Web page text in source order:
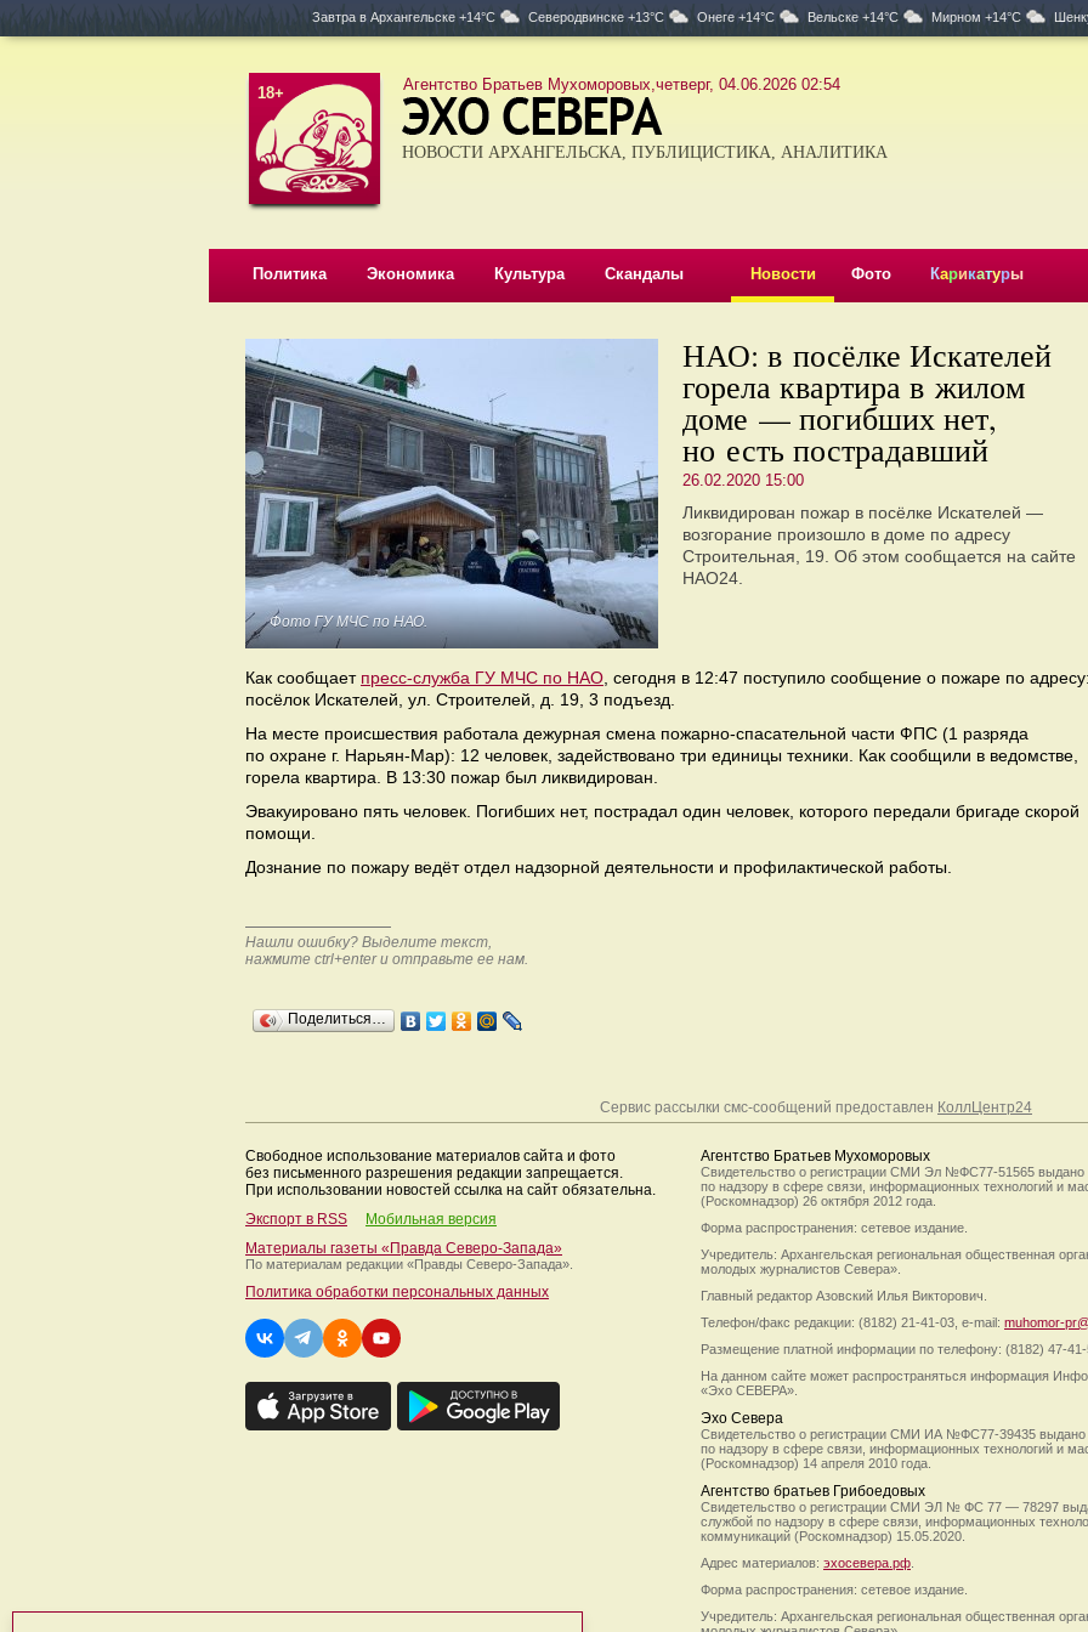
Завтра в Архангельске +14°C Северодвинске +13°C Онеге +14°C Вельске +14°C Мирном +14°C
18+ Агентство Братьев Мухоморовых,четверг, 04.06.2026 02:54
НОВОСТИ АРХАНГЕЛЬСКА, ПУБЛИЦИСТИКА, АНАЛИТИКА
Политика Экономика Культура Скандалы Новости Фото Карикатуры
Фото ГУ МЧС по НАО.
НАО: в посёлке Искателей
горела квартира в жилом
доме — погибших нет,
но есть пострадавший
26.02.2020 15:00
Ликвидирован пожар в посёлке Искателей —
возгорание произошло в доме по адресу
Строительная, 19. Об этом сообщается на сайте
НАО24.
Как сообщает пресс-служба ГУ МЧС по НАО , сегодня в 12:47 поступило сообщение о пожаре по
посёлок Искателей, ул. Строителей, д. 19, 3 подъезд.
На месте происшествия работала дежурная смена пожарно-спасательной части ФПС (1 разряда
по охране г. Нарьян-Мар): 12 человек, задействовано три единицы техники. Как сообщили в ведомстве,
горела квартира. В 13:30 пожар был ликвидирован.
Эвакуировано пять человек. Погибших нет, пострадал один человек, которого передали бригаде скорой
помощи.
Дознание по пожару ведёт отдел надзорной деятельности и профилактической работы.
Нашли ошибку? Выделите текст,
нажмите ctrl+enter и отправьте ее нам.
Поделиться…
Сервис рассылки смс-сообщений предоставлен КоллЦентр24
Свободное использование материалов сайта и фото
без письменного разрешения редакции запрещается.
При использовании новостей ссылка на сайт обязательна.
Экспорт в RSS
Мобильная версия
Материалы газеты «Правда Северо-Запада»
По материалам редакции «Правды Северо-Запада».
Политика обработки персональных данных
Агентство Братьев Мухоморовых
Свидетельство о регистрации СМИ Эл №ФС77-51565 выдано
по надзору в сфере связи, информационных технологий и
(Роскомнадзор) 26 октября 2012 года.
Форма распространения: сетевое издание.
Учредитель: Архангельская региональная общественная
молодых журналистов Севера».
Главный редактор Азовский Илья Викторович.
Телефон/факс редакции: (8182) 21-41-03, e-mail: muhomor-
Размещение платной информации по телефону: (8182) 47-
На данном сайте может распространяться информация
«Эхо СЕВЕРА».
Эхо Севера
Свидетельство о регистрации СМИ ИА №ФС77-39435 выдано
по надзору в сфере связи, информационных технологий и
(Роскомнадзор) 14 апреля 2010 года.
Агентство братьев Грибоедовых
Свидетельство о регистрации СМИ ЭЛ № ФС 77 — 78297
службой по надзору в сфере связи, информационных
коммуникаций (Роскомнадзор) 15.05.2020.
Адрес материалов: эхосевера.рф
Форма распространения: сетевое издание.
Учредитель: Архангельская региональная общественная